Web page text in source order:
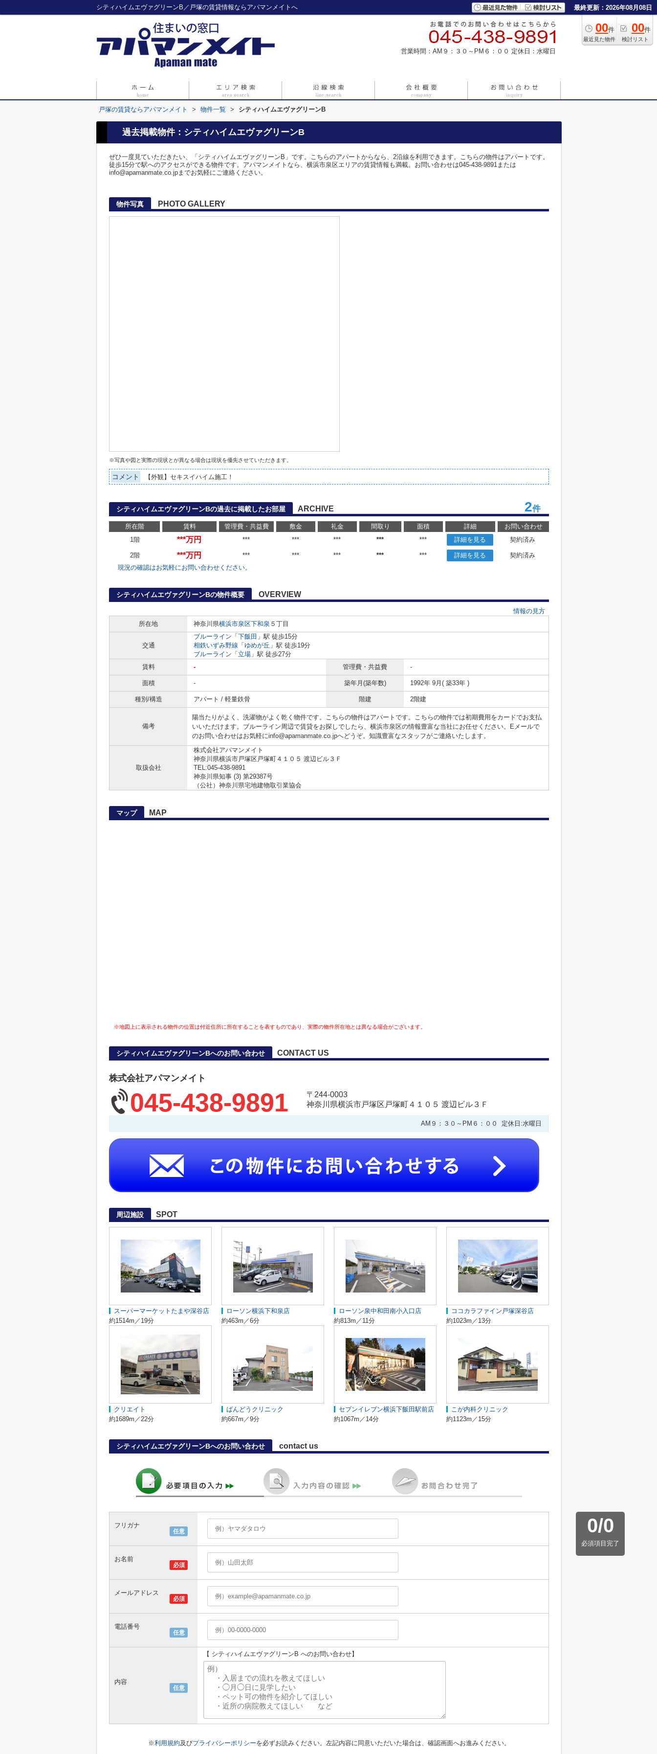
シティハイムエヴァグリーンB／戸塚の賃貸情報ならアパマンメイトへ 最終更新：2026年08月08日
00件
最近見た物件
00件
検討リスト
営業時間：AM９：３０～PM６：００ 定休日：水曜日
戸塚の賃貸ならアパマンメイト > 物件一覧 > シティハイムエヴァグリーンB
過去掲載物件：シティハイムエヴァグリーンB
ぜひ一度見ていただきたい、「シティハイムエヴァグリーンB」です。こちらのアパートからなら、2沿線を利用できます。こちらの物件はアパートです。
徒歩15分で駅へのアクセスができる物件です。アパマンメイトなら、横浜市泉区エリアの賃貸情報も満載。お問い合わせは045-438-9891または
info@apamanmate.co.jpまでお気軽にご連絡ください。
物件写真 PHOTO GALLERY
※写真や図と実際の現状とが異なる場合は現状を優先させていただきます。
コメント 【外観】セキスイハイム施工！
シティハイムエヴァグリーンBの過去に掲載したお部屋 ARCHIVE 2件
所在階 賃料 管理費・共益費 敷金 礼金 間取り 面積 詳細
お問い合わせ
1階
***万円 *** *** *** *** *** 詳細を見る 契約済み
2階 ***万円 *** *** *** *** *** 詳細を見る
契約済み
現況の確認はお気軽にお問い合わせください。
シティハイムエヴァグリーンBの物件概要 OVERVIEW
情報の見方
所在地
神奈川県横浜市泉区下和泉 ５丁目
交通
ブルーライン 「 下飯田 」駅 徒歩15分
相鉄いずみ野線 「 ゆめが丘 」駅 徒歩19分
ブルーライン 「 立場 」駅 徒歩27分
賃料
- 管理費・共益費 -
面積 - 築年月(築年数) 1992年 9月( 築33年 )
種別/構造 アパート / 軽量鉄骨 階建 2階建
備考
陽当たりがよく、洗濯物がよく乾く物件です。こちらの物件はアパートです。こちらの物件では初期費用をカードでお支払
いいただけます。ブルーライン周辺で賃貸をお探しでしたら、横浜市泉区の情報豊富な当社にお任せください。Eメールで
のお問い合わせはお気軽にinfo@apamanmate.co.jpへどうぞ。知識豊富なスタッフがご連絡いたします。
取扱会社
株式会社アパマンメイト
神奈川県横浜市戸塚区戸塚町４１０５ 渡辺ビル３Ｆ
TEL:045-438-9891
神奈川県知事 (3) 第29387号
（公社）神奈川県宅地建物取引業協会
マップ MAP
※地図上に表示される物件の位置は付近住所に所在することを表すものであり、実際の物件所在地とは異なる場合がございます。
シティハイムエヴァグリーンBへのお問い合わせ CONTACT US
株式会社アパマンメイト
045-438-9891
〒244-0003
神奈川県横浜市戸塚区戸塚町４１０５ 渡辺ビル３Ｆ
AM９：３０～PM６：００ 定休日:水曜日
周辺施設 SPOT
スーパーマーケットたまや深谷店
約1514m／19分
ローソン横浜下和泉店
約463m／6分
ローソン泉中和田南小入口店
約813m／11分
ココカラファイン戸塚深谷店
約1023m／13分
クリエイト
約1689m／22分
ばんどうクリニック
約667m／9分
セブンイレブン横浜下飯田駅前店
約1067m／14分
こが内科クリニック
約1123m／15分
シティハイムエヴァグリーンBへのお問い合わせ contact us
0/0
必須項目完了
任意
フリガナ
必須
お名前
必須
メールアドレス
任意
電話番号
任意
内容
【 シティハイムエヴァグリーンB へのお問い合わせ】
※利用規約及びプライバシーポリシーを必ずお読みください。左記内容に同意いただいた場合は、確認画面へお進みください。